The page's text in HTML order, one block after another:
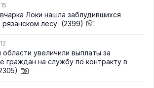
Локи нашла заблудившихся
рязанском лесу (2399)
области увеличили выплаты за
граждан на службу по контракту в